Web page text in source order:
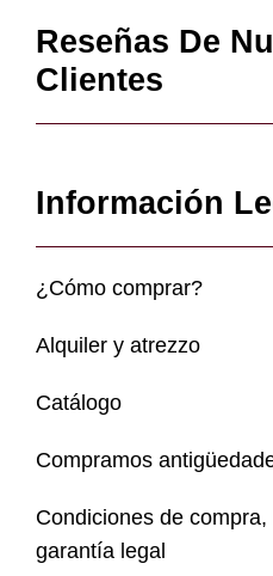
Reseñas De
Clientes
Información
¿Cómo comprar?
Alquiler y atrezzo
Catálogo
Compramos
Condiciones de
garantía legal